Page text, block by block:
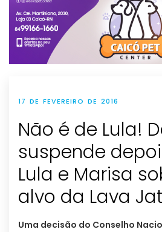
17 DE FEVEREIRO DE 2016
Não é de Lula!
suspende
Lula e Marisa
alvo da Lava
Uma decisão do Conselho